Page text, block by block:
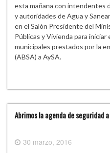
esta mañana con intendentes
y autoridades de Agua y
en el Salón Presidente del
Públicas y Vivienda para
municipales prestados por la
(ABSA) a AySA.
Abrimos la agenda de seguridad
30 marzo, 2016